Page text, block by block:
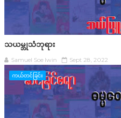
သယမ္ဘုသံဘုရား
Samuel Soe lwin Sept 28, 2022
ကယ်တင်ခြင်း